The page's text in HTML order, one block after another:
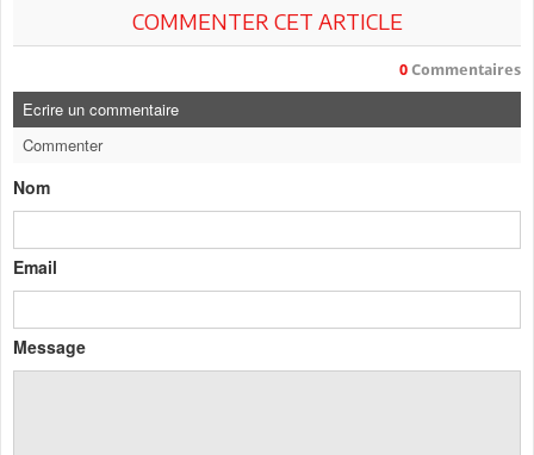
COMMENTER CET ARTICLE
0 Commentaires
Ecrire un commentaire
Commenter
Nom
Email
Message